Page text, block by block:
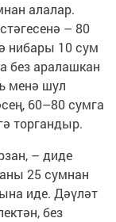
алалар.
– 80
нибары 10 сум
без аралашкан
менә шул
60–80 сумга
торгандыр.
– диде
25 сумнан
иде. Дәүләт
без